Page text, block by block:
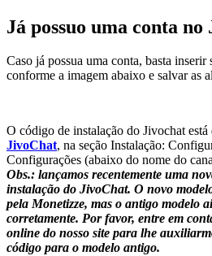
Já possuo uma conta
Caso já possua uma conta, basta
conforme a imagem abaixo e salvar as
O código de instalação do Jivochat
JivoChat, na seção Instalação:
Configurações (abaixo do nome do
Obs.: lançamos recentemente uma
instalação do JivoChat. O novo
pela Monetizze, mas o antigo modelo
corretamente. Por favor, entre em
online do nosso site para lhe
código para o modelo antigo.